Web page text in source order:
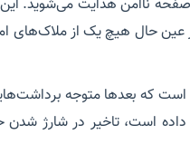
صفحه ناامن هدایت می‌شوید.
عین حال هیچ یک از ملاک‌های
است که بعدها متوجه
است، تاخیر در شارژ